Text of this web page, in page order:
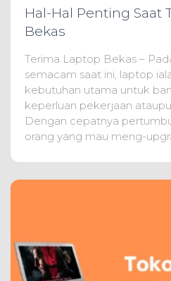
Hal-Hal Penting Saat
Bekas
Terima Laptop Bekas –
semacam saat ini, laptop
kebutuhan utama untuk
keperluan pekerjaan
Dengan cepatnya
orang yang mau meng-